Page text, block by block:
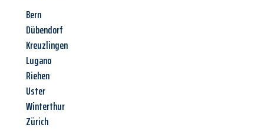
Bern
Dübendorf
Kreuzlingen
Lugano
Riehen
Uster
Winterthur
Zürich